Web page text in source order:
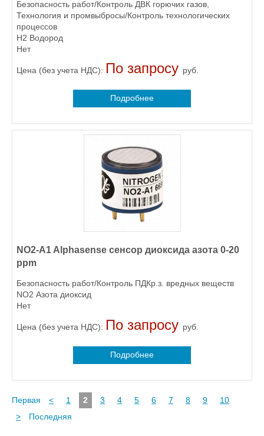
Безопасность работ/Контроль ДВК горючих газов,
Технология и промвыбросы/Контроль технологических
процессов
H2 Водород
Нет
Цена (без учета НДС): По запросу руб.
Подробнее
NO2-A1 Alphasense сенсор диоксида азота 0-20
ppm
Безопасность работ/Контроль ПДКр.з. вредных веществ
NO2 Азота диоксид
Нет
Цена (без учета НДС): По запросу руб.
Подробнее
Первая < 1 2 3 4 5 6 7 8 9
10
>
Последняя